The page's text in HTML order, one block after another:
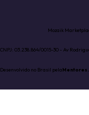
Mozaik
CNPJ: 03.238.864/0015-30 - Av
Desenvolvido no Brasil pelaMentores.